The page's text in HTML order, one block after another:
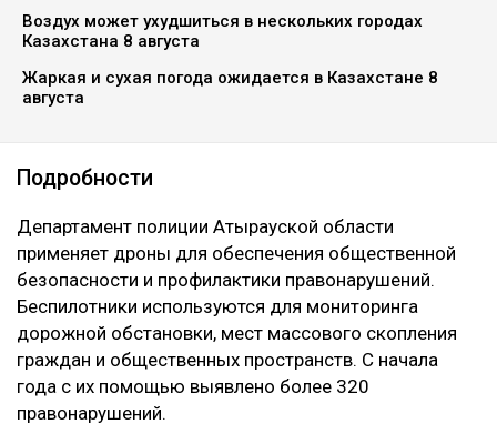
Воздух может ухудшиться в нескольких городах
Казахстана 8 августа
Жаркая и сухая погода ожидается в Казахстане 8
августа
Подробности
Департамент полиции Атырауской области
применяет дроны для обеспечения общественной
безопасности и профилактики правонарушений.
Беспилотники используются для мониторинга
дорожной обстановки, мест массового скопления
граждан и общественных пространств. С начала
года с их помощью выявлено более 320
правонарушений.